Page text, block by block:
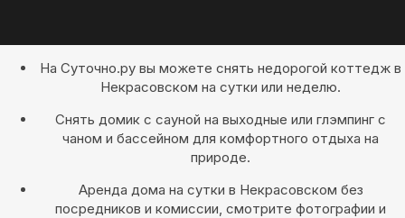
На Суточно.ру вы можете снять недорогой коттедж в
Некрасовском на сутки или неделю.
Снять домик с сауной на выходные или глэмпинг с
чаном и бассейном для комфортного отдыха на
природе.
Аренда дома на сутки в Некрасовском без
посредников и комиссии, смотрите фотографии и